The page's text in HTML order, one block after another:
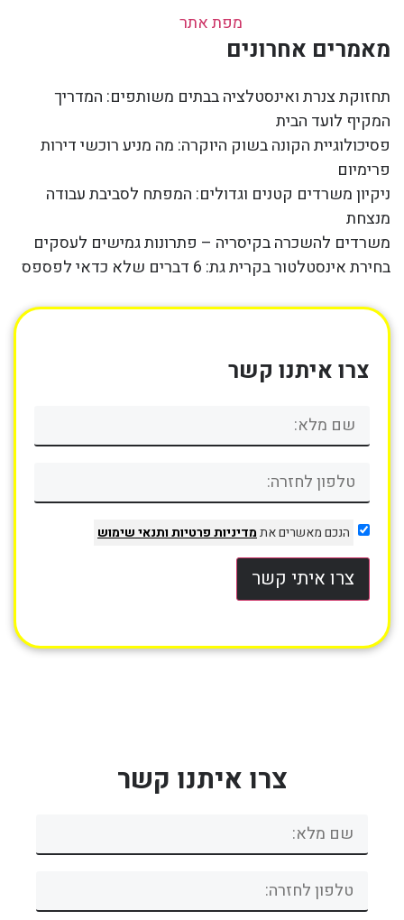
מפת אתר
מאמרים אחרונים
תחזוקת צנרת ואינסטלציה בבתים משותפים: המדריך
המקיף לועד הבית
פסיכולוגיית הקונה בשוק היוקרה: מה מניע רוכשי דירות
פרימיום
ניקיון משרדים קטנים וגדולים: המפתח לסביבת עבודה
מנצחת
משרדים להשכרה בקיסריה – פתרונות גמישים לעסקים
בחירת אינסטלטור בקרית גת: 6 דברים שלא כדאי לפספס
צרו איתנו קשר
הנכם מאשרים אתמדיניות פרטיותותנאי שימוש
צרו איתי קשר
צרו איתנו קשר